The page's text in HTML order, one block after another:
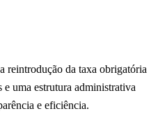
reintrodução da taxa obrigatória
uma estrutura administrativa
e eficiência.